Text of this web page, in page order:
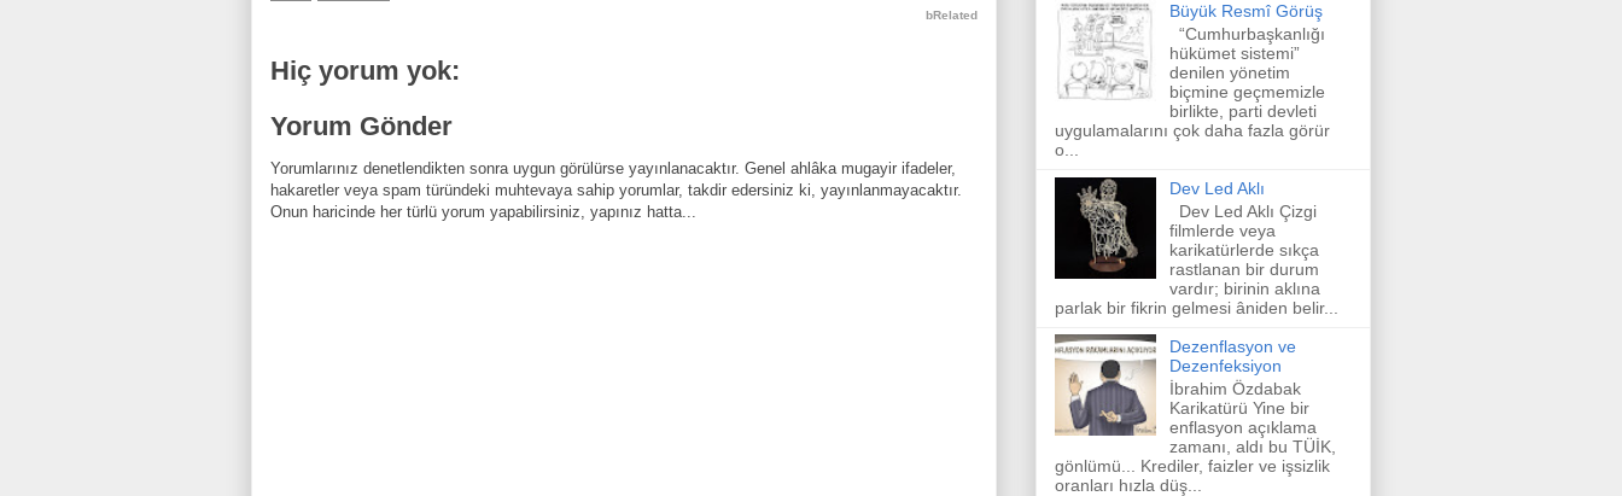
bRelated
Hiç yorum yok:
Yorum Gönder
Yorumlarınız denetlendikten sonra uygun görülürse yayınlanacaktır. Genel ahlâka mugayir ifadeler,
hakaretler veya spam türündeki muhtevaya sahip yorumlar, takdir edersiniz ki, yayınlanmayacaktır.
Onun haricinde her türlü yorum yapabilirsiniz, yapınız hatta...
Büyük Resmî Görüş
“Cumhurbaşkanlığı
hükümet sistemi”
denilen yönetim
biçmine geçmemizle
birlikte, parti devleti
uygulamalarını çok daha fazla görür
o...
Dev Led Aklı
Dev Led Aklı Çizgi
filmlerde veya
karikatürlerde sıkça
rastlanan bir durum
vardır; birinin aklına
parlak bir fikrin gelmesi âniden belir...
Dezenflasyon ve
Dezenfeksiyon
İbrahim Özdabak
Karikatürü Yine bir
enflasyon açıklama
zamanı, aldı bu TÜİK,
gönlümü... Krediler, faizler ve işsizlik
oranları hızla düş...